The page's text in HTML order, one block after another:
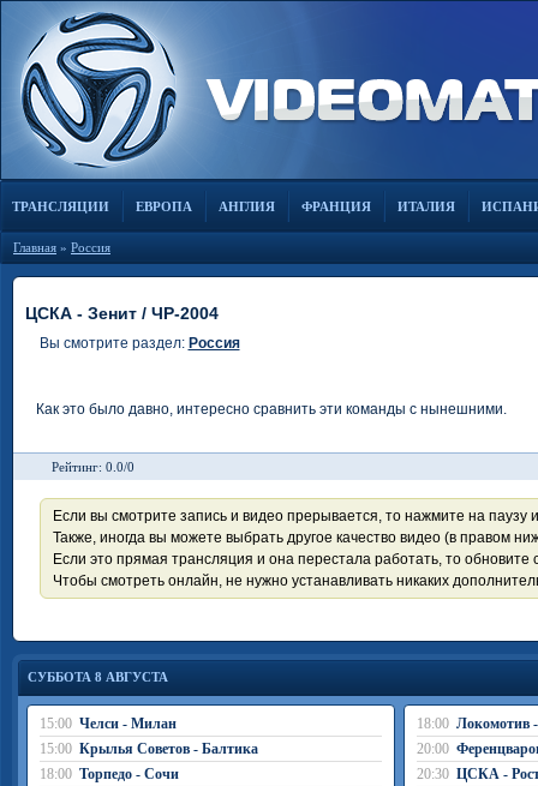
ТРАНСЛЯЦИИ ЕВРОПА АНГЛИЯ ФРАНЦИЯ ИТАЛИЯ
Главная » Россия
ЦСКА - Зенит / ЧР-2004
Вы смотрите раздел: Россия
Как это было давно, интересно сравнить эти команды с нынешними.
Рейтинг: 0.0/0
Если вы смотрите запись и видео прерывается, то нажмите на паузу
Также, иногда вы можете выбрать другое качество видео (в правом
Если это прямая трансляция и она перестала работать, то обновите
Чтобы смотреть онлайн, не нужно устанавливать никаких
СУББОТА 8 АВГУСТА
15:00 Челси - Милан
15:00 Крылья Советов - Балтика
18:00 Торпедо - Сочи
18:00 Локомотив
20:00
20:30 ЦСКА -